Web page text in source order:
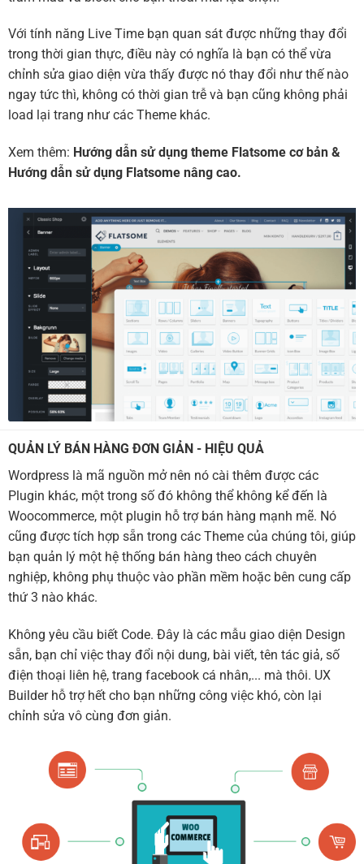
Với tính năng Live Time bạn quan sát được những thay đổi
trong thời gian thực, điều này có nghĩa là bạn có thể vừa
chỉnh sửa giao diện vừa thấy được nó thay đổi như thế nào
ngay tức thì, không có thời gian trễ và bạn cũng không phải
load lại trang như các Theme khác.
Xem thêm: Hướng dẫn sử dụng theme Flatsome cơ bản &
Hướng dẫn sử dụng Flatsome nâng cao.
QUẢN LÝ BÁN HÀNG ĐƠN GIẢN - HIỆU QUẢ
Wordpress là mã nguồn mở nên nó cài thêm được các
Plugin khác, một trong số đó không thể không kể đến là
Woocommerce, một plugin hỗ trợ bán hàng mạnh mẽ. Nó
cũng được tích hợp sẵn trong các Theme của chúng tôi, giúp
bạn quản lý một hệ thống bán hàng theo cách chuyên
nghiệp, không phụ thuộc vào phần mềm hoặc bên cung cấp
thứ 3 nào khác.
Không yêu cầu biết Code. Đây là các mẫu giao diện Design
sẵn, bạn chỉ việc thay đổi nội dung, bài viết, tên tác giả, số
điện thoại liên hệ, trang facebook cá nhân,... mà thôi. UX
Builder hỗ trợ hết cho bạn những công việc khó, còn lại
chỉnh sửa vô cùng đơn giản.